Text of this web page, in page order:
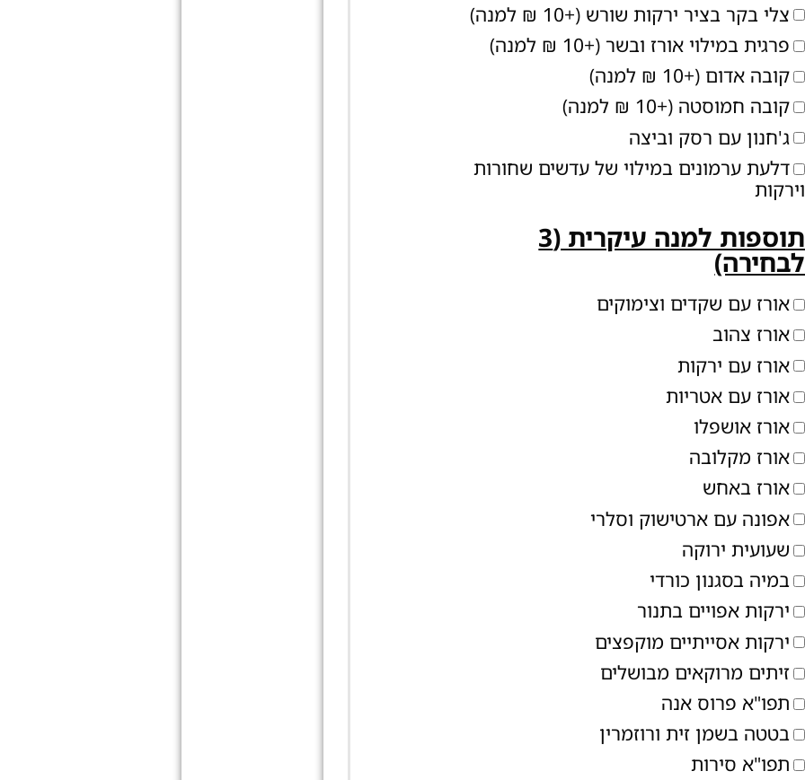
צלי בקר בציר ירקות שורש (+10 ₪ למנה)
פרגית במילוי אורז ובשר (+10 ₪ למנה)
קובה אדום (+10 ₪ למנה)
קובה חמוסטה (+10 ₪ למנה)
ג'חנון עם רסק וביצה
דלעת ערמונים במילוי של עדשים שחורות
וירקות
תוספות למנה עיקרית (3
לבחירה)
אורז עם שקדים וצימוקים
אורז צהוב
אורז עם ירקות
אורז עם אטריות
אורז אושפלו
אורז מקלובה
אורז באחש
אפונה עם ארטישוק וסלרי
שעועית ירוקה
במיה בסגנון כורדי
ירקות אפויים בתנור
ירקות אסייתיים מוקפצים
זיתים מרוקאים מבושלים
תפו"א פרוס אנה
בטטה בשמן זית ורוזמרין
תפו"א סירות